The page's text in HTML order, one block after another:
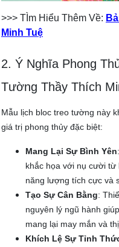
>>> TÌm Hiểu Thêm Về:
Minh Tuệ
2. Ý Nghĩa Phong
Tường Thầy Thích
Mẫu lịch bloc treo tường này
giá trị phong thủy đặc biệt:
Mang Lại Sự Bình Yên
khắc họa với nụ cười từ
năng lượng tích cực và
Tạo Sự Cân Bằng:
nguyên lý ngũ hành
mang lại may mắn và
Khích Lệ Sự Tỉnh